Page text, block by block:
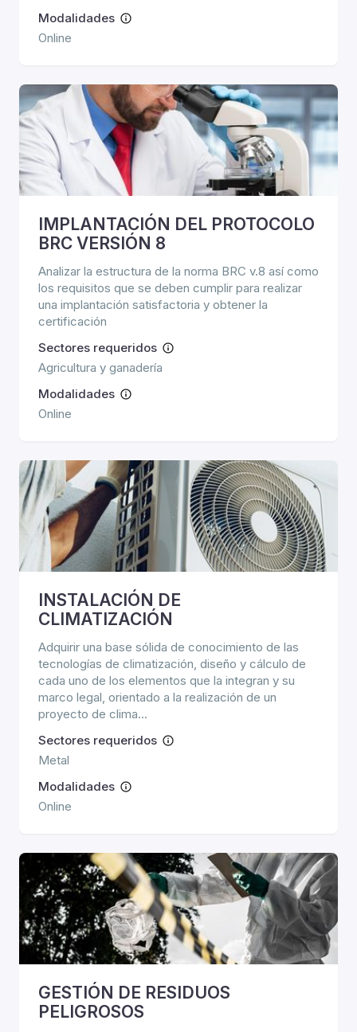
Modalidades
Online
IMPLANTACIÓN DEL PROTOCOLO
BRC VERSIÓN 8
Analizar la estructura de la norma BRC v.8 así como
los requisitos que se deben cumplir para realizar
una implantación satisfactoria y obtener la
certificación
Sectores requeridos
Agricultura y ganadería
Modalidades
Online
INSTALACIÓN DE
CLIMATIZACIÓN
Adquirir una base sólida de conocimiento de las
tecnologías de climatización, diseño y cálculo de
cada uno de los elementos que la integran y su
marco legal, orientado a la realización de un
proyecto de clima...
Sectores requeridos
Metal
Modalidades
Online
GESTIÓN DE RESIDUOS
PELIGROSOS